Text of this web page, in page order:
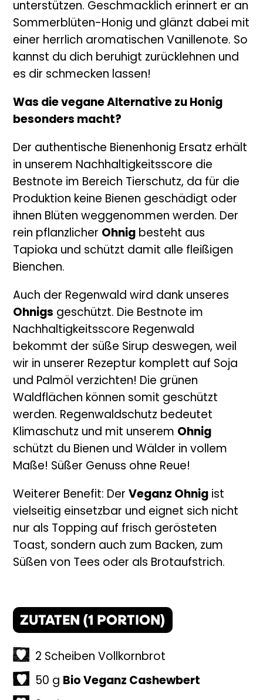
unterstützen. Geschmacklich erinnert er an
Sommerblüten-Honig und glänzt dabei mit
einer herrlich aromatischen Vanillenote. So
kannst du dich beruhigt zurücklehnen und
es dir schmecken lassen!
Was die vegane Alternative zu Honig
besonders macht?
Der authentische Bienenhonig Ersatz erhält
in unserem Nachhaltigkeitsscore die
Bestnote im Bereich Tierschutz, da für die
Produktion keine Bienen geschädigt oder
ihnen Blüten weggenommen werden. Der
rein pflanzlicher Ohnig besteht aus
Tapioka und schützt damit alle fleißigen
Bienchen.
Auch der Regenwald wird dank unseres
Ohnigs geschützt. Die Bestnote im
Nachhaltigkeitsscore Regenwald
bekommt der süße Sirup deswegen, weil
wir in unserer Rezeptur komplett auf Soja
und Palmöl verzichten! Die grünen
Waldflächen können somit geschützt
werden. Regenwaldschutz bedeutet
Klimaschutz und mit unserem Ohnig
schützt du Bienen und Wälder in vollem
Maße! Süßer Genuss ohne Reue!
Weiterer Benefit: Der Veganz Ohnig ist
vielseitig einsetzbar und eignet sich nicht
nur als Topping auf frisch gerösteten
Toast, sondern auch zum Backen, zum
Süßen von Tees oder als Brotaufstrich.
ZUTATEN (1 PORTION)
2 Scheiben Vollkornbrot
50 g Bio Veganz Cashewbert